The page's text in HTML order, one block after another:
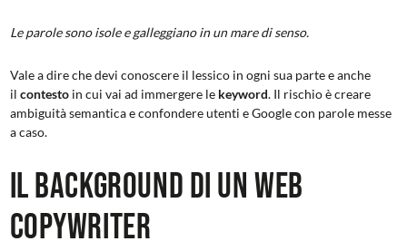
Le parole sono isole e galleggiano in un mare di senso.
Vale a dire che devi conoscere il lessico in ogni sua parte e anche
il contesto in cui vai ad immergere le keyword. Il rischio è creare
ambiguità semantica e confondere utenti e Google con parole messe
a caso.
Il background di un web
copywriter